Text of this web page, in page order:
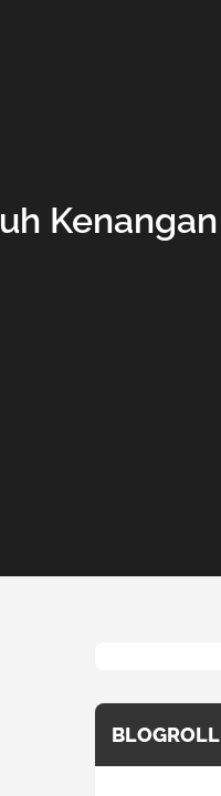
Kenangan
BLOGROLL